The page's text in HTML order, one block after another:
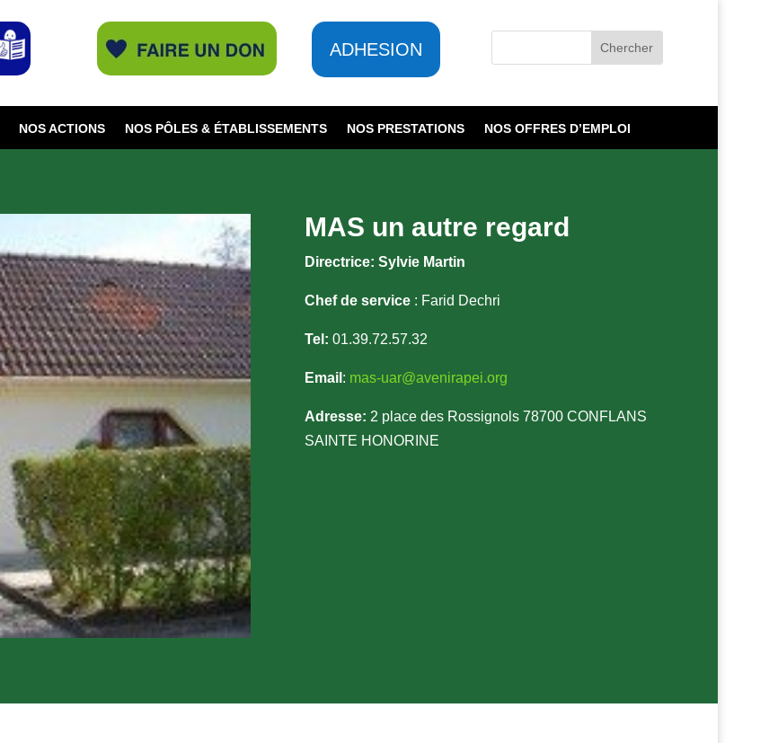
ADHESION
NOS ACTIONS NOS PÔLES & ÉTABLISSEMENTS NOS PRESTATIONS NOS OFFRES D’EMPLOI
MAS un autre regard
Directrice: Sylvie Martin
Chef de service: Farid Dechri
Tel: 01.39.72.57.32
Email : mas-uar@avenirapei.org
Adresse: 2 place des Rossignols 78700 CONFLANS
SAINTE HONORINE